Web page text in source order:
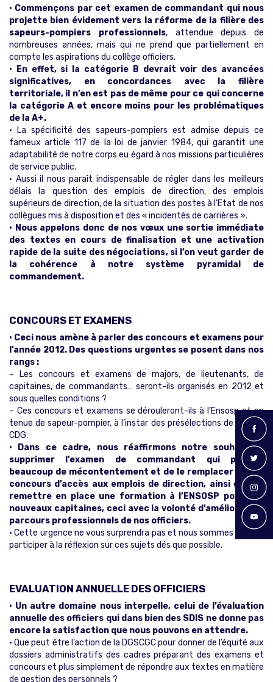
• Commençons par cet examen de commandant qui nous
projette bien évidement vers la réforme de la filière des
sapeurs-pompiers professionnels, attendue depuis de
nombreuses années, mais qui ne prend que partiellement en
compte les aspirations du collège officiers.
• En effet, si la catégorie B devrait voir des avancées
significatives, en concordances avec la filière
territoriale, il n’en est pas de même pour ce qui concerne
la catégorie A et encore moins pour les problématiques
de la A+.
• La spécificité des sapeurs-pompiers est admise depuis ce
fameux article 117 de la loi de janvier 1984, qui garantit une
adaptabilité de notre corps eu égard à nos missions particulières
de service public.
• Aussi il nous paraît indispensable de régler dans les meilleurs
délais la question des emplois de direction, des emplois
supérieurs de direction, de la situation des postes à l’Etat de nos
collègues mis à disposition et des « incidentés de carrières ».
• Nous appelons donc de nos vœux une sortie immédiate
des textes en cours de finalisation et une activation
rapide de la suite des négociations, si l’on veut garder de
la cohérence à notre système pyramidal de
commandement.
CONCOURS ET EXAMENS
• Ceci nous amène à parler des concours et examens pour
l’année 2012. Des questions urgentes se posent dans nos
rangs :
– Les concours et examens de majors, de lieutenants, de
capitaines, de commandants… seront-ils organisés en 2012 et
sous quelles conditions ?
– Ces concours et examens se dérouleront-ils à l’Ensosp et en
tenue de sapeur-pompier, à l’instar des présélections de DDA et
CDG.
• Dans ce cadre, nous réaffirmons notre souhait de
supprimer l’examen de commandant qui produit
beaucoup de mécontentement et de le remplacer par un
concours d’accès aux emplois de direction, ainsi que de
remettre en place une formation à l’ENSOSP pour nos
nouveaux capitaines, ceci avec la volonté d’améliorer les
parcours professionnels de nos officiers.
• Cette urgence ne vous surprendra pas et nous sommes prêts à
participer à la réflexion sur ces sujets dés que possible.
EVALUATION ANNUELLE DES OFFICIERS
• Un autre domaine nous interpelle, celui de l’évaluation
annuelle des officiers qui dans bien des SDIS ne donne pas
encore la satisfaction que nous pouvons en attendre.
• Que peut être l’action de la DGSCGC pour donner de l’équité aux
dossiers administratifs des cadres préparant des examens et
concours et plus simplement de répondre aux textes en matière
de gestion des personnels ?